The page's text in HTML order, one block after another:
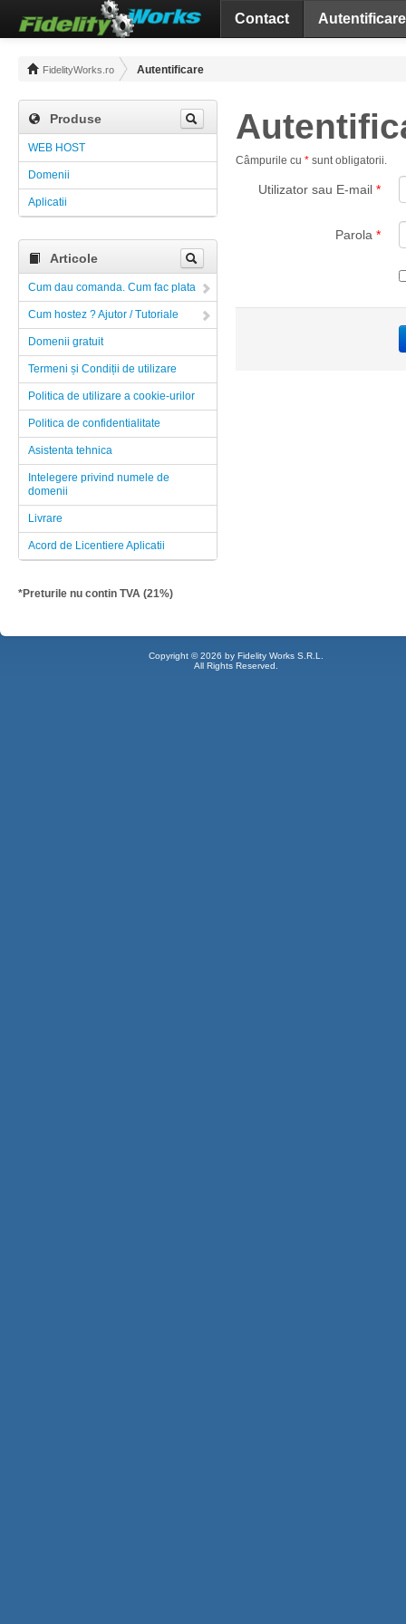
Contact Autentificare
FidelityWorks.ro Autentificare
Produse
WEB HOST
Domenii
Aplicatii
Articole
Cum dau comanda. Cum fac plata
Cum hostez ? Ajutor / Tutoriale
Domenii gratuit
Termeni și Condiții de utilizare
Politica de utilizare a cookie-urilor
Politica de confidentialitate
Asistenta tehnica
Intelegere privind numele de
domenii
Livrare
Acord de Licentiere Aplicatii
*Preturile nu contin TVA (21%)
Câmpurile cu * sunt obligatorii.
Utilizator sau E-mail *
Parola *
Copyright © 2026 by Fidelity Works S.R.L.
All Rights Reserved.